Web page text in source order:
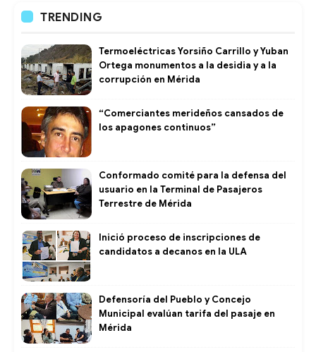
TRENDING
Termoeléctricas Yorsiño Carrillo y Yuban
Ortega monumentos a la desidia y a la
corrupción en Mérida
“Comerciantes merideños cansados de
los apagones continuos”
Conformado comité para la defensa del
usuario en la Terminal de Pasajeros
Terrestre de Mérida
Inició proceso de inscripciones de
candidatos a decanos en la ULA
Defensoría del Pueblo y Concejo
Municipal evalúan tarifa del pasaje en
Mérida